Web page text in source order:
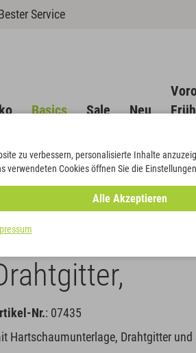
Service
Basics Sale Neu
Nr.: 07435
Hartschaumunterlage, Drahtgitter
zu verbessern, personalisierte Inhalte
verwendeten Cookies öffnen Sie die
Alle Akzeptieren